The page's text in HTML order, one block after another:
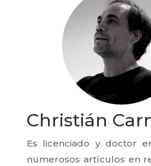
Christián
Es licenciado y doctor
numerosos artículos en